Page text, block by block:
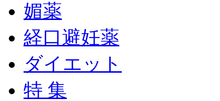
媚薬
経口避妊薬
ダイエット
特 集